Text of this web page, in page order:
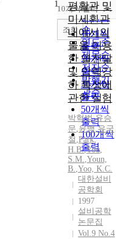
순
인기도
순
연도순
제목순
저자순
발행기
관순
내림차
10개씩 출력
10개씩
출력
20개씩
출력
30개씩
출력
50개씩
출력
100개씩
출력
조회
1
평활관 및
미세휜관
내에서의
물을 이용
한 열전달
및 압력강
하 특성에
관한 실험
박혁범,유승
문,윤백,유국
철 ,Park,
H.B.,You,
S.M.,Youn,
B.,Yoo, K.C.
대한설비
공학회
1997
설비공학
논문집
Vol.9 No.4